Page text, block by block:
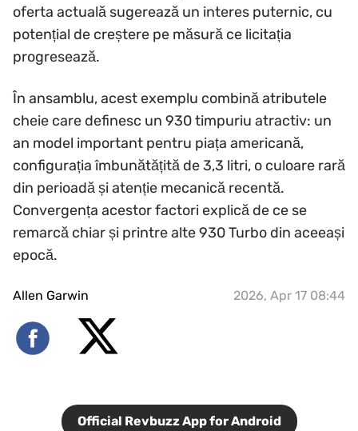
oferta actuală sugerează un interes puternic, cu
potențial de creștere pe măsură ce licitația
progresează.
În ansamblu, acest exemplu combină atributele
cheie care definesc un 930 timpuriu atractiv: un
an model important pentru piața americană,
configurația îmbunătățită de 3,3 litri, o culoare rară
din perioadă și atenție mecanică recentă.
Convergența acestor factori explică de ce se
remarcă chiar și printre alte 930 Turbo din aceeași
epocă.
Allen Garwin 2026, Apr 17 08:44
Official Revbuzz App for Android